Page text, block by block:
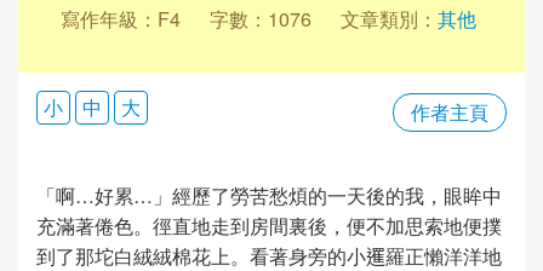
寫作年級：F4
字數：1076 文章類別： 其他
作者主頁
小 中 大
「啊…好累…」經歷了勞苦愁煩的一天後的我，眼眸中
充滿著倦色。徑直地走到房間裏後，便不加思索地便撲
到了那坨白絨絨棉花上。看著身旁的小𨗴羅正懶洋洋地